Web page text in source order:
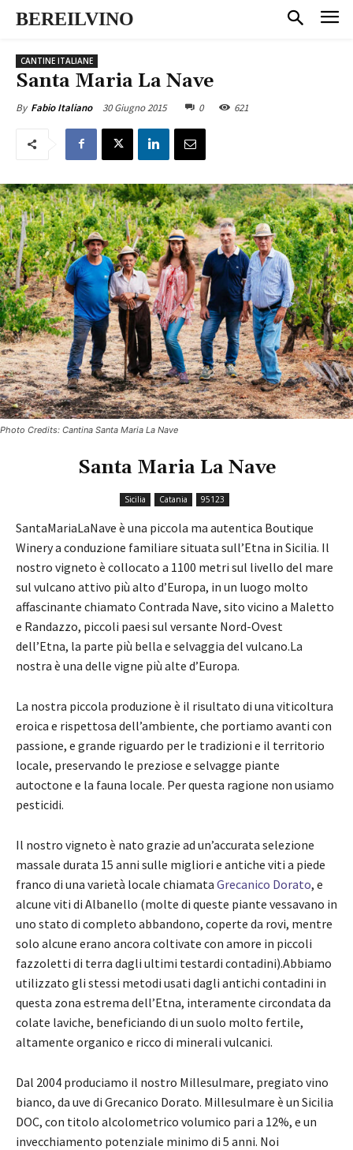
BEREILVINO
CANTINE ITALIANE
Santa Maria La Nave
By Fabio Italiano 30 Giugno 2015 0 621
Photo Credits: Cantina Santa Maria La Nave
Santa Maria La Nave
Sicilia Catania 95123
SantaMariaLaNave è una piccola ma autentica Boutique
Winery a conduzione familiare situata sull’Etna in Sicilia. Il
nostro vigneto è collocato a 1100 metri sul livello del mare
sul vulcano attivo più alto d’Europa, in un luogo molto
affascinante chiamato Contrada Nave, sito vicino a Maletto
e Randazzo, piccoli paesi sul versante Nord-Ovest
dell’Etna, la parte più bella e selvaggia del vulcano.La
nostra è una delle vigne più alte d’Europa.
La nostra piccola produzione è il risultato di una viticoltura
eroica e rispettosa dell’ambiente, che portiamo avanti con
passione, e grande riguardo per le tradizioni e il territorio
locale, preservando le preziose e selvagge piante
autoctone e la fauna locale. Per questa ragione non usiamo
pesticidi.
Il nostro vigneto è nato grazie ad un’accurata selezione
massale durata 15 anni sulle migliori e antiche viti a piede
franco di una varietà locale chiamata Grecanico Dorato, e
alcune viti di Albanello (molte di queste piante vessavano in
uno stato di completo abbandono, coperte da rovi, mentre
solo alcune erano ancora coltivate con amore in piccoli
fazzoletti di terra dagli ultimi testardi contadini).Abbiamo
utilizzato gli stessi metodi usati dagli antichi contadini in
questa zona estrema dell’Etna, interamente circondata da
colate laviche, beneficiando di un suolo molto fertile,
altamente organico e ricco di minerali vulcanici.
Dal 2004 produciamo il nostro Millesulmare, pregiato vino
bianco, da uve di Grecanico Dorato. Millesulmare è un Sicilia
DOC, con titolo alcolometrico volumico pari a 12%, e un
invecchiamento potenziale minimo di 5 anni. Noi